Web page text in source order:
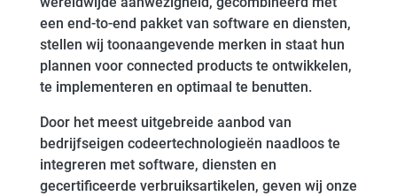
een end-to-end pakket van software en diensten,
stellen wij toonaangevende merken in staat hun
plannen voor connected products te ontwikkelen,
te implementeren en optimaal te benutten.
Door het meest uitgebreide aanbod van
bedrijfseigen codeertechnologieën naadloos te
integreren met software, diensten en
gecertificeerde verbruiksartikelen, geven wij onze